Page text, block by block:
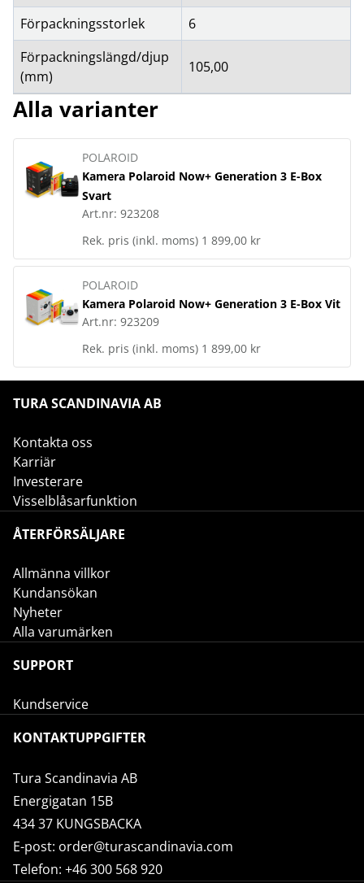
Förpackningsstorlek
6
Förpackningslängd/djup
(mm)
105,00
Alla varianter
POLAROID
Kamera Polaroid Now+ Generation 3 E-Box
Svart
Art.nr: 923208
Rek. pris (inkl. moms) 1 899,00 kr
POLAROID
Kamera Polaroid Now+ Generation 3 E-Box Vit
Art.nr: 923209
Rek. pris (inkl. moms) 1 899,00 kr
TURA SCANDINAVIA AB
Kontakta oss
Karriär
Investerare
Visselblåsarfunktion
ÅTERFÖRSÄLJARE
Allmänna villkor
Kundansökan
Nyheter
Alla varumärken
SUPPORT
Kundservice
KONTAKTUPPGIFTER
Tura Scandinavia AB
Energigatan 15B
434 37 KUNGSBACKA
E-post: order@turascandinavia.com
Telefon: +46 300 568 920